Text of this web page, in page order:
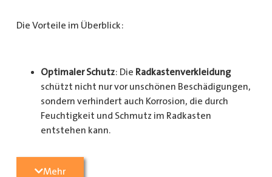
Die Vorteile im Überblick:
Optimaler Schutz: Die Radkastenverkleidung
schützt nicht nur vor unschönen Beschädigungen,
sondern verhindert auch Korrosion, die durch
Feuchtigkeit und Schmutz im Radkasten
entstehen kann.
Langlebigkeit
Mehr